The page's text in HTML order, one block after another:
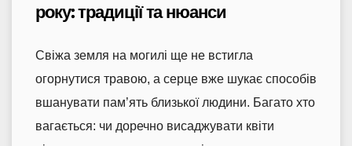
року: традиції та нюанси
Свіжа земля на могилі ще не встигла
огорнутися травою, а серце вже шукає способів
вшанувати пам’ять близької людини. Багато хто
вагається: чи доречно висаджувати квіти